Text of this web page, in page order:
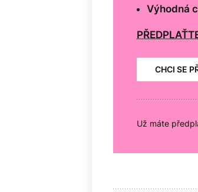
Výhodná
CHCI SE
Už máte